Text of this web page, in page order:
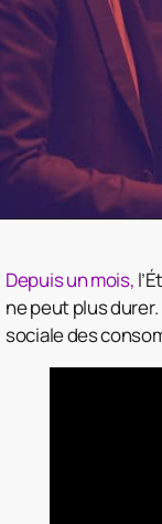
Depuis un mois,
ne peut plus
sociale des